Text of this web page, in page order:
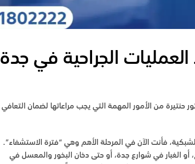
العمليات الجراحية في جدة
حنتيرة من الأمور المهمة التي يجب مراعاتها لضمان التعافي
فأنت الآن في المرحلة الأهم وهي “فترة الاستشفاء”.
أو الغبار في شوارع جدة، أو حتى دخان البخور والمعسل في